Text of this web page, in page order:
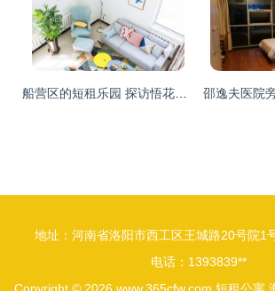
地址：河南省洛阳市西工区王城路20号院1
电话：1393839**